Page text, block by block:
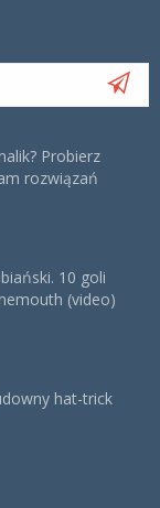
Probierz
rozwiązań
10 goli
(video)
hat-trick